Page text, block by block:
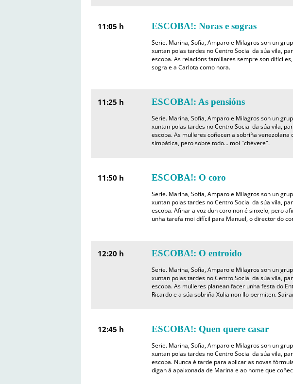
11:05 h ESCOBA!: Noras e sogras
Serie. Marina, Sofía, Amparo e Milagros son un
xuntan polas tardes no Centro Social da súa vila,
escoba. As relacións familiares sempre son
sogra e a Carlota como nora.
11:25 h ESCOBA!: As pensións
Serie. Marina, Sofía, Amparo e Milagros son un
xuntan polas tardes no Centro Social da súa vila,
escoba. As mulleres coñecen a sobriña venezolana
simpática, pero sobre todo... moi "chévere".
11:50 h ESCOBA!: O coro
Serie. Marina, Sofía, Amparo e Milagros son un
xuntan polas tardes no Centro Social da súa vila,
escoba. Afinar a voz dun coro non é sinxelo, pero
unha tarefa moi difícil para Manuel, o director do
12:20 h ESCOBA!: O entroido
Serie. Marina, Sofía, Amparo e Milagros son un
xuntan polas tardes no Centro Social da súa vila,
escoba. As mulleres planean facer unha festa do
Ricardo e a súa sobriña Xulia non llo permiten.
12:45 h ESCOBA!: Quen quere casar
Serie. Marina, Sofía, Amparo e Milagros son un
xuntan polas tardes no Centro Social da súa vila,
escoba. Nunca é tarde para aplicar as novas
digan á apaixonada de Marina e ao home que